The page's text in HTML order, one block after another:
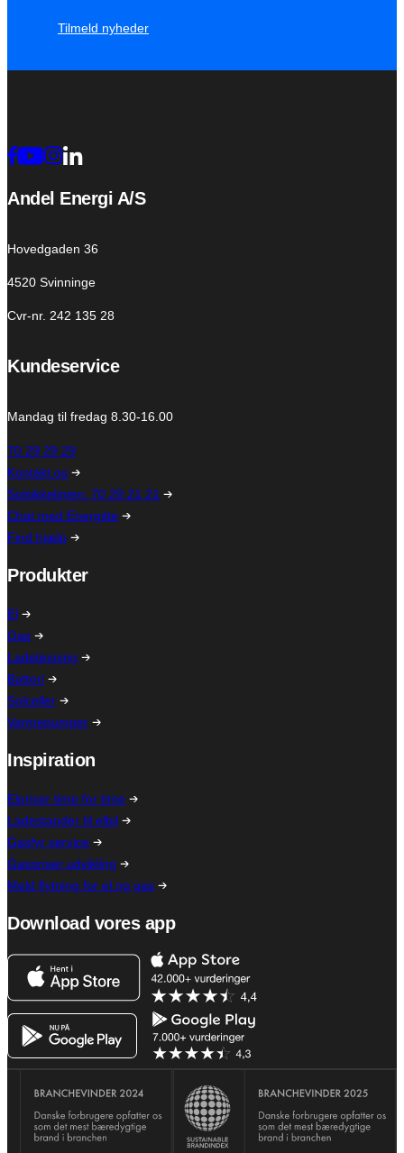
Tilmeld nyheder
Andel Energi A/S
Hovedgaden 36
4520 Svinninge
Cvr-nr. 242 135 28
Kundeservice
Mandag til fredag 8.30-16.00
70 29 29 29
Kontakt os
Solsikkelinjen: 70 29 21 21
Chat med Energitte
Find hjælp
Produkter
El
Gas
Ladeløsning
Batteri
Solceller
Varmepumper
Inspiration
Elpriser time for time
Ladestander til elbil
Gasfyr service
Gaspriser udvikling
Meld flytning for el og gas
Download vores app